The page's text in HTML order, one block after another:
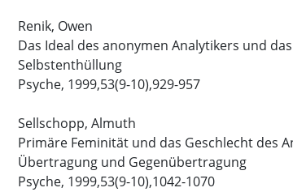
Renik, Owen
Das Ideal des anonymen Analytikers und
Selbstenthüllung
Psyche, 1999,53(9-10),929-957
Sellschopp, Almuth
Primäre Feminität und das Geschlecht des
Übertragung und Gegenübertragung
Psyche, 1999,53(9-10),1042-1070